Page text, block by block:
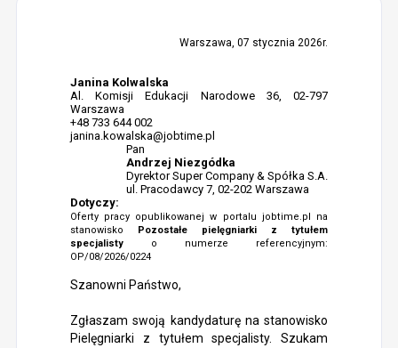
Warszawa, 07 stycznia 2026r.
Janina Kolwalska
Al. Komisji Edukacji Narodowe 36, 02-797
Warszawa
+48 733 644 002
janina.kowalska@jobtime.pl
Pan
Andrzej Niezgódka
Dyrektor Super Company & Spółka S.A.
ul. Pracodawcy 7, 02-202 Warszawa
Dotyczy:
Oferty pracy opublikowanej w portalu jobtime.pl na
stanowisko Pozostałe pielęgniarki z tytułem
specjalistyo numerze referencyjnym:
OP/08/2026/0224
Szanowni Państwo,
Zgłaszam swoją kandydaturę na stanowisko
Pielęgniarki z tytułem specjalisty. Szukam